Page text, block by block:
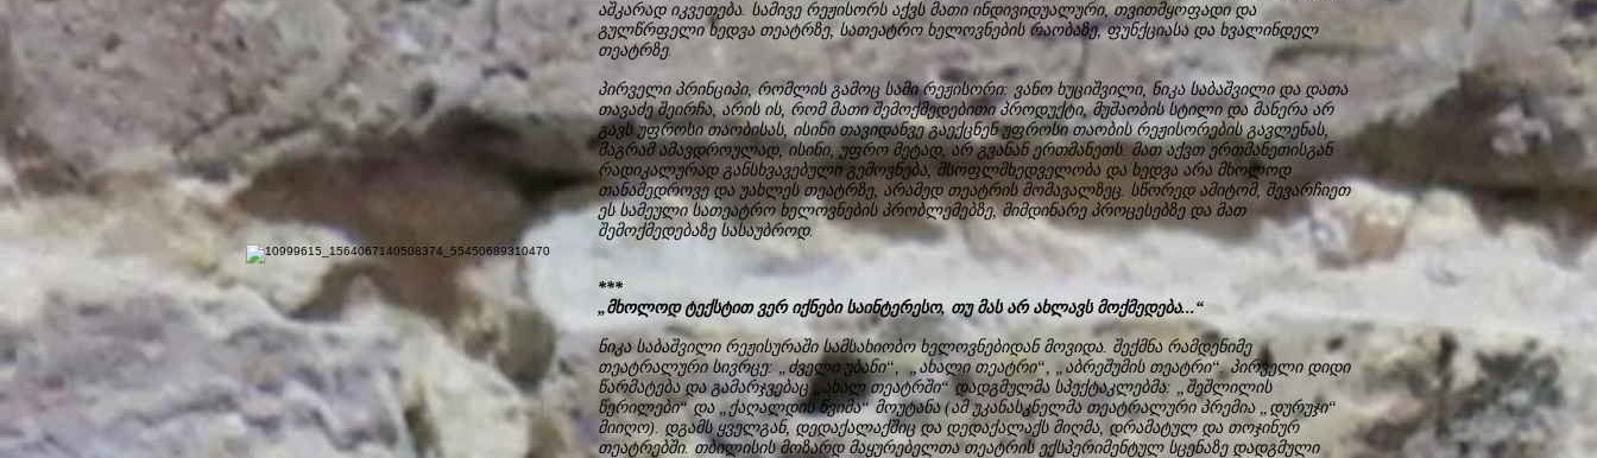
აშკარად იკვეთება. სამივე რეჟისორს აქვს მათი ინდივიდუალური, თვითმყოფადი და
გულწრფელი ხედვა თეატრზე, სათეატრო ხელოვნების რაობაზე, ფუნქციასა და ხვალინდელ
თეატრზე.
პირველი პრინციპი, რომლის გამოც სამი რეჟისორი: ვანო ხუციშვილი, ნიკა საბაშვილი და დათა
თავაძე შეირჩა, არის ის, რომ მათი შემოქმედებითი პროდუქტი, მუშაობის სტილი და მანერა არ
გავს უფროსი თაობისას, ისინი თავიდანვე გაექცნენ უფროსი თაობის რეჟისორების გავლენას,
მაგრამ ამავდროულად, ისინი, უფრო მეტად, არ გვანან ერთმანეთს. მათ აქვთ ერთმანეთისგან
რადიკალურად განსხვავებული გემოვნება, მსოფლმხედველობა და ხედვა არა მხოლოდ
თანამედროვე და უახლეს თეატრზე, არამედ თეატრის მომავალზეც. სწორედ ამიტომ, შევარჩიეთ
ეს სამეული სათეატრო ხელოვნების პრობლემებზე, მიმდინარე პროცესებზე და მათ
შემოქმედებაზე სასაუბროდ.
***
„მხოლოდ ტექსტით ვერ იქნები საინტერესო, თუ მას არ ახლავს მოქმედება...“
ნიკა საბაშვილი რეჟისურაში სამსახიობო ხელოვნებიდან მოვიდა. შექმნა რამდენიმე
თეატრალური სივრცე: „ძველი უბანი“, „ახალი თეატრი“, „აბრეშუმის თეატრი“. პირველი დიდი
წარმატება და გამარჯვებაც „ახალ თეატრში“ დადგმულმა სპექტაკლებმა: „შეშლილის
წერილები“ და „ქაღალდის წვიმა“ მოუტანა (ამ უკანასკნელმა თეატრალური პრემია „დურუჯი“
მიიღო). დგამს ყველგან, დედაქალაქშიც და დედაქალაქს მიღმა, დრამატულ და თოჯინურ
თეატრებში. თბილისის მოზარდ მაყურებელთა თეატრის ექსპერიმენტულ სცენაზე დადგმული